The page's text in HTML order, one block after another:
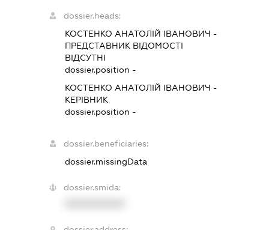
dossier.heads:
КОСТЕНКО АНАТОЛІЙ ІВАНОВИЧ -
ПРЕДСТАВНИК ВІДОМОСТІ
ВІДСУТНІ
dossier.position -
КОСТЕНКО АНАТОЛІЙ ІВАНОВИЧ -
КЕРІВНИК
dossier.position -
dossier.beneficiaries:
dossier.missingData
dossier.smida: